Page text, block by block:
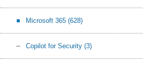
Microsoft 365 (628)
Copilot for Security (3)